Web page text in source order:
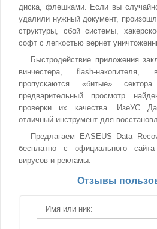
диска, флешками. Если вы
удалили нужный документ,
структуры, сбой системы,
софт с легкостью вернет
Быстродействие приложения
винчестера, flash-
пропускаются «битые»
предварительный просмотр
проверки их качества. ИзеУС
отличный инструмент для
Предлагаем EASEUS Data
бесплатно с официального
вирусов и рекламы.
Отзывы
Имя или ник: